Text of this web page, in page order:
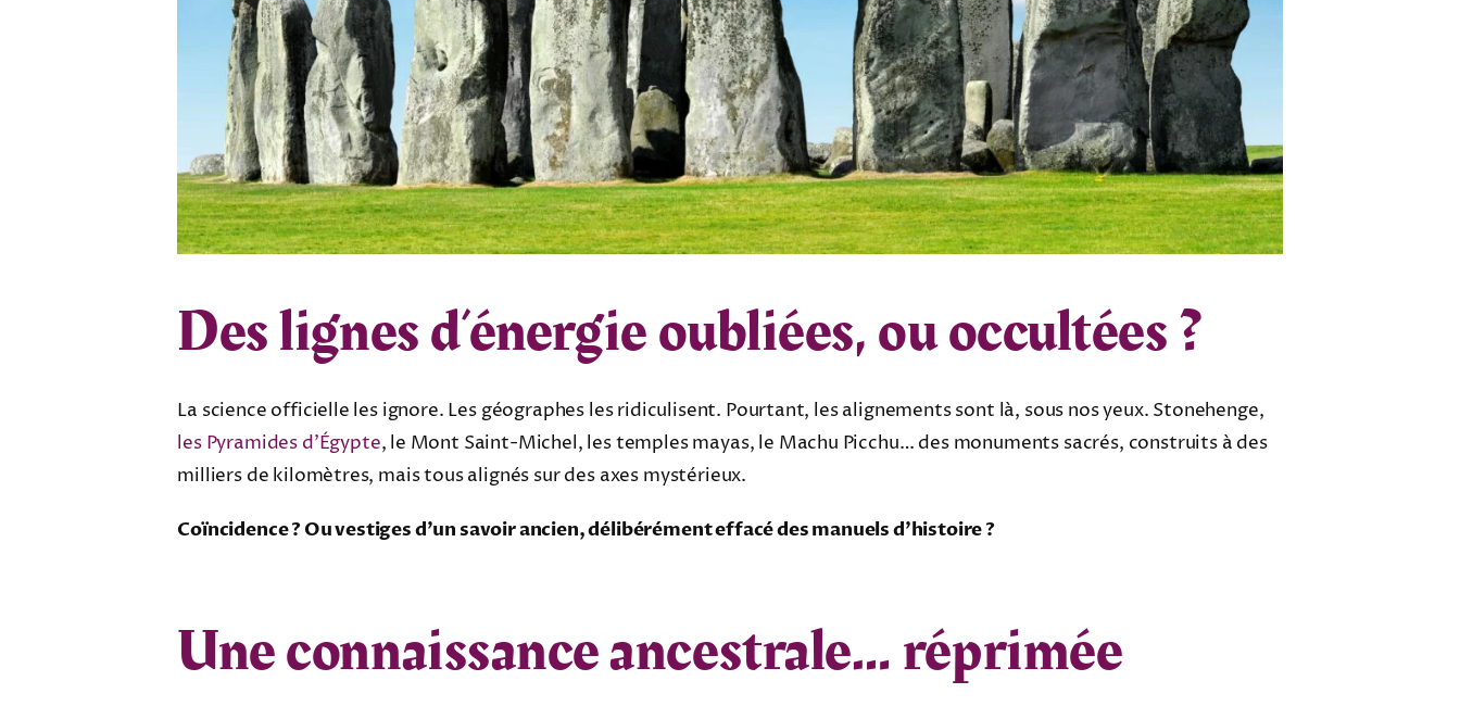
Des lignes d’énergie oubliées, ou occultées ?
La science officielle les ignore. Les géographes les ridiculisent. Pourtant, les alignements sont là, sous nos yeux. Stonehenge,
les Pyramides d’Égypte, le Mont Saint-Michel, les temples mayas, le Machu Picchu… des monuments sacrés, construits à des
milliers de kilomètres, mais tous alignés sur des axes mystérieux.
Coïncidence ? Ou vestiges d’un savoir ancien, délibérément effacé des manuels d’histoire ?
Une connaissance ancestrale… réprimée